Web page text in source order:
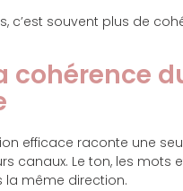
c’est souvent plus de
cohérence
efficace raconte une
canaux. Le ton, les mots
la même direction.